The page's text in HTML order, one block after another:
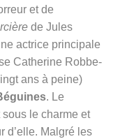
et de
de Jules
actrice principale
Catherine Robbe-
ans à peine)
. Le
le charme et
d’elle. Malgré les